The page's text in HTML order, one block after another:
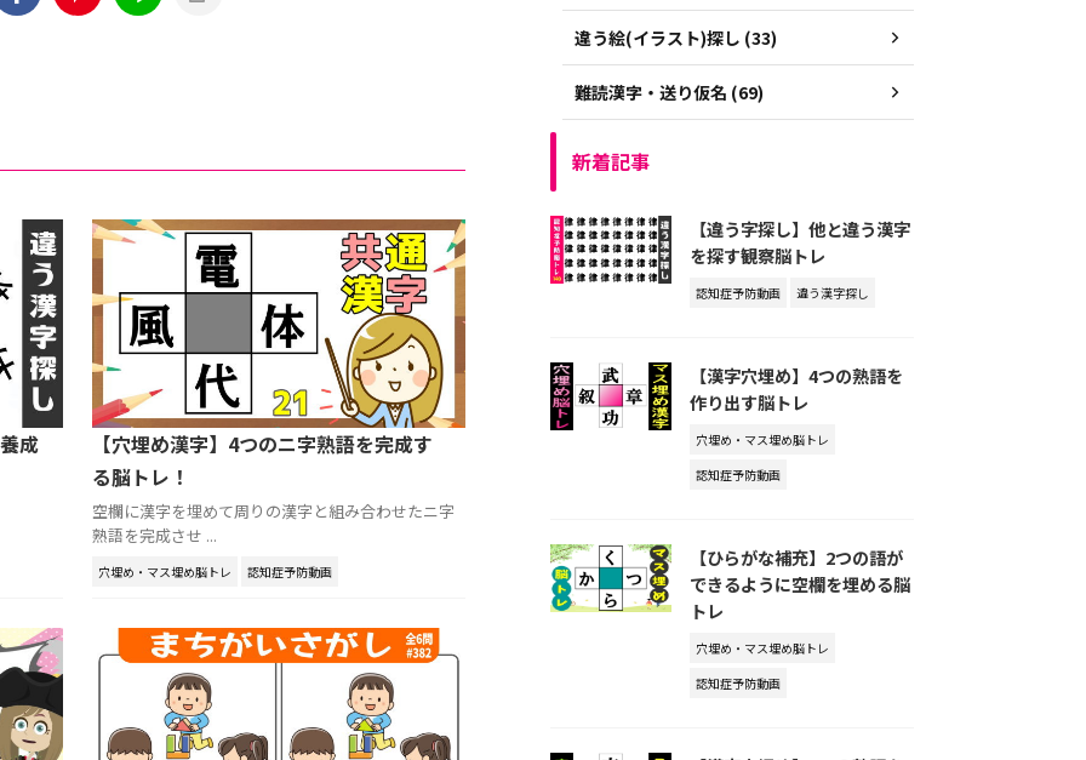
成
【穴埋め漢字】4つのニ字熟語を完成す
る脳トレ！
空欄に漢字を埋めて周りの漢字と組み合わせたニ字
熟語を完成させ ...
穴埋め・マス埋め脳トレ 認知症予防動画
違う絵(イラスト)探し (33)
難読漢字・送り仮名 (69)
新着記事
【違う字探し】他と違う漢字
を探す観察脳トレ
認知症予防動画 違う漢字探し
【漢字穴埋め】4つの熟語を
作り出す脳トレ
穴埋め・マス埋め脳トレ
認知症予防動画
【ひらがな補充】2つの語が
できるように空欄を埋める脳
トレ
穴埋め・マス埋め脳トレ
認知症予防動画